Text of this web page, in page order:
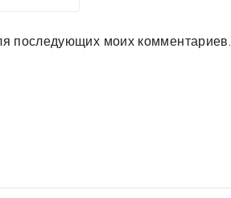
последующих моих комментариев.